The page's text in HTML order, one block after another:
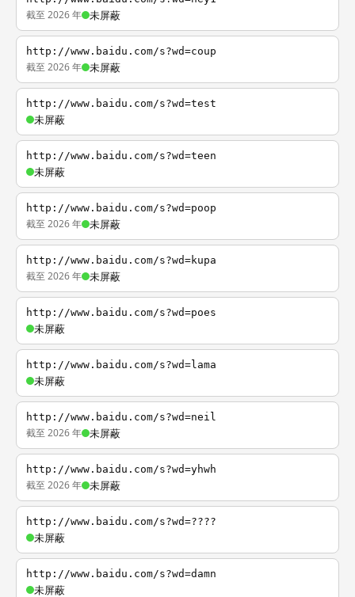
截至 2026 年 未屏蔽
http://www.baidu.com/s?wd=coup
截至 2026 年 未屏蔽
http://www.baidu.com/s?wd=test
未屏蔽
http://www.baidu.com/s?wd=teen
未屏蔽
http://www.baidu.com/s?wd=poop
截至 2026 年 未屏蔽
http://www.baidu.com/s?wd=kupa
截至 2026 年 未屏蔽
http://www.baidu.com/s?wd=poes
未屏蔽
http://www.baidu.com/s?wd=lama
未屏蔽
http://www.baidu.com/s?wd=neil
截至 2026 年 未屏蔽
http://www.baidu.com/s?wd=yhwh
截至 2026 年 未屏蔽
http://www.baidu.com/s?wd=????
未屏蔽
http://www.baidu.com/s?wd=damn
未屏蔽